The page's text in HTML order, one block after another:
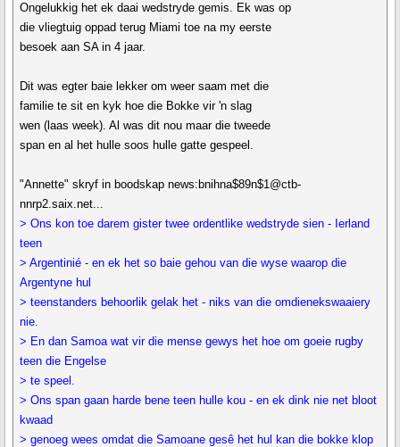
Ongelukkig het ek daai wedstryde gemis. Ek was op
die vliegtuig oppad terug Miami toe na my eerste
besoek aan SA in 4 jaar.
Dit was egter baie lekker om weer saam met die
familie te sit en kyk hoe die Bokke vir 'n slag
wen (laas week). Al was dit nou maar die tweede
span en al het hulle soos hulle gatte gespeel.
"Annette" skryf in boodskap news:bnihna$89n$1@ctb-
nnrp2.saix.net...
> Ons kon toe darem gister twee ordentlike wedstryde sien - Ierland
teen
> Argentinié - en ek het so baie gehou van die wyse waarop die
Argentyne hul
> teenstanders behoorlik gelak het - niks van die omdienekswaaiery
nie.
> En dan Samoa wat vir die mense gewys het hoe om goeie rugby
teen die Engelse
> te speel.
> Ons span gaan harde bene teen hulle kou - en ek dink nie net bloot
kwaad
> genoeg wees omdat die Samoane gesê het hul kan die bokke klop